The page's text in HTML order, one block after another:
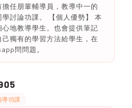
任朋輩輔導員，教導中一的
討論功課。 【個人優勢】 本
心地教導學生。也會提供筆記
己獨有的學習方法給學生，在
問問題。
導功課